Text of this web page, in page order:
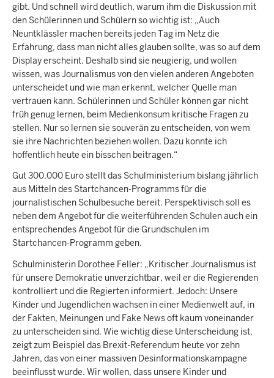
gibt. Und schnell wird deutlich, warum ihm die Diskussion mit
den Schülerinnen und Schülern so wichtig ist: „Auch
Neuntklässler machen bereits jeden Tag im Netz die
Erfahrung, dass man nicht alles glauben sollte, was so auf dem
Display erscheint. Deshalb sind sie neugierig, und wollen
wissen, was Journalismus von den vielen anderen Angeboten
unterscheidet und wie man erkennt, welcher Quelle man
vertrauen kann. Schülerinnen und Schüler können gar nicht
früh genug lernen, beim Medienkonsum kritische Fragen zu
stellen. Nur so lernen sie souverän zu entscheiden, von wem
sie ihre Nachrichten beziehen wollen. Dazu konnte ich
hoffentlich heute ein bisschen beitragen.“
Gut 300.000 Euro stellt das Schulministerium bislang jährlich
aus Mitteln des Startchancen-Programms für die
journalistischen Schulbesuche bereit. Perspektivisch soll es
neben dem Angebot für die weiterführenden Schulen auch ein
entsprechendes Angebot für die Grundschulen im
Startchancen-Programm geben.
Schulministerin Dorothee Feller: „Kritischer Journalismus ist
für unsere Demokratie unverzichtbar, weil er die Regierenden
kontrolliert und die Regierten informiert. Jedoch: Unsere
Kinder und Jugendlichen wachsen in einer Medienwelt auf, in
der Fakten, Meinungen und Fake News oft kaum voneinander
zu unterscheiden sind. Wie wichtig diese Unterscheidung ist,
zeigt zum Beispiel das Brexit-Referendum heute vor zehn
Jahren, das von einer massiven Desinformationskampagne
beeinflusst wurde. Wir wollen, dass unsere Kinder und